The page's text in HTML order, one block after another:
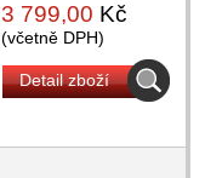
3 799,00 Kč
(včetně DPH)
Detail zboží